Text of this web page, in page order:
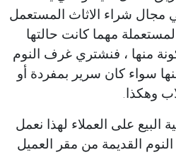
مجال شراء الاثاث المستعمل
مهما كانت حالتها
منها ، فنشتري غرف النوم
سواء كان سرير بمفردة أو
وهكذا.
على العملاء لهذا نعمل
القديمة من مقر العميل